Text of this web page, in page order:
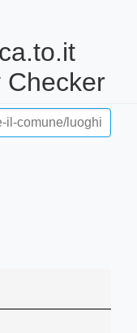
Checker